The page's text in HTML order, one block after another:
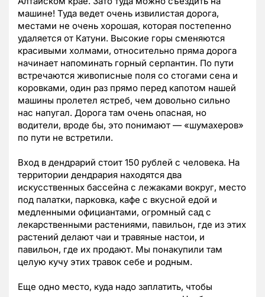
машине! Туда ведет очень извилистая дорога,
местами не очень хорошая, которая постепенно
удаляется от Катуни. Высокие горы сменяются
красивыми холмами, относительно пряма дорога
начинает напоминать горный серпантин. По пути
встречаются живописные поля со стогами сена и
коровками, один раз прямо перед капотом нашей
машины пролетел ястреб, чем довольно сильно
нас напугал. Дорога там очень опасная, но
водители, вроде бы, это понимают — «шумахеров»
по пути не встретили.
Вход в дендрарий стоит 150 рублей с человека. На
территории дендрария находятся два
искусственных бассейна с лежаками вокруг, место
под палатки, парковка, кафе с вкусной едой и
медленными официантами, огромный сад с
лекарственными растениями, павильон, где из этих
растений делают чаи и травяные настои, и
павильон, где их продают. Мы понакупили там
целую кучу этих травок себе и родным.
Еще одно место, куда надо заплатить, чтобы